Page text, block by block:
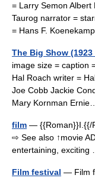
= Larry Semon Albert
Taurog narrator =
= Hans F.
The Big Show (1923
image size = caption
Hal Roach writer =
Joe Cobb Jackie
Mary Kornman
film — {{Roman}}I.{{/
⇨ See also ↑movie
entertaining,
Film festival — Film